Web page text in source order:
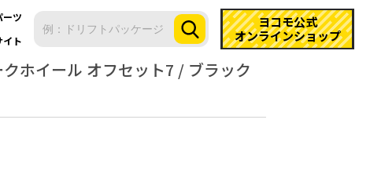
ーツ
イト
ヨコモ公式
オンラインショップ
ホイール オフセット7 / ブラック